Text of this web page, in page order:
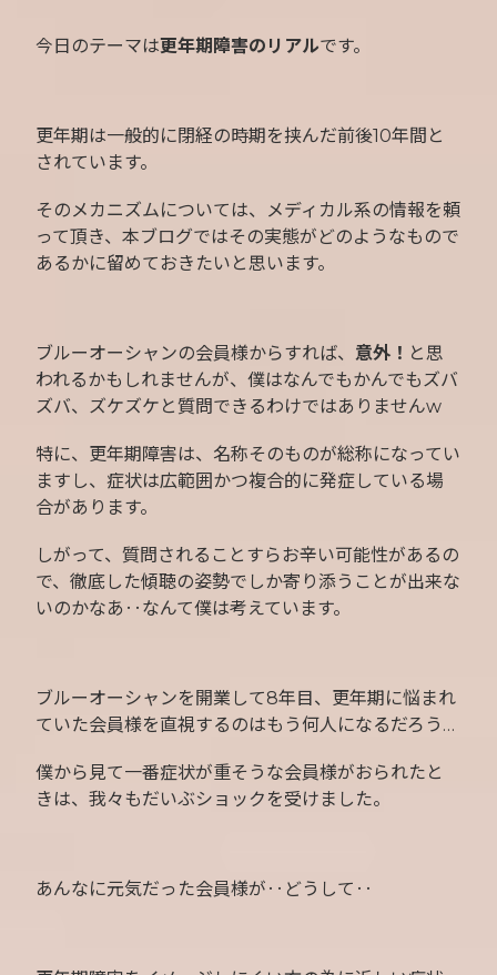
今日のテーマは更年期障害のリアルです。
更年期は一般的に閉経の時期を挟んだ前後10年間と
されています。
そのメカニズムについては、メディカル系の情報を頼
って頂き、本ブログではその実態がどのようなもので
あるかに留めておきたいと思います。
ブルーオーシャンの会員様からすれば、意外！ と思
われるかもしれませんが、僕はなんでもかんでもズバ
ズバ、ズケズケと質問できるわけではありませんw
特に、更年期障害は、名称そのものが総称になってい
ますし、症状は広範囲かつ複合的に発症している場
合があります。
しがって、質問されることすらお辛い可能性があるの
で、徹底した傾聴の姿勢でしか寄り添うことが出来な
いのかなあ‥なんて僕は考えています。
ブルーオーシャンを開業して8年目、更年期に悩まれ
ていた会員様を直視するのはもう何人になるだろう…
僕から見て一番症状が重そうな会員様がおられたと
きは、我々もだいぶショックを受けました。
あんなに元気だった会員様が‥どうして‥